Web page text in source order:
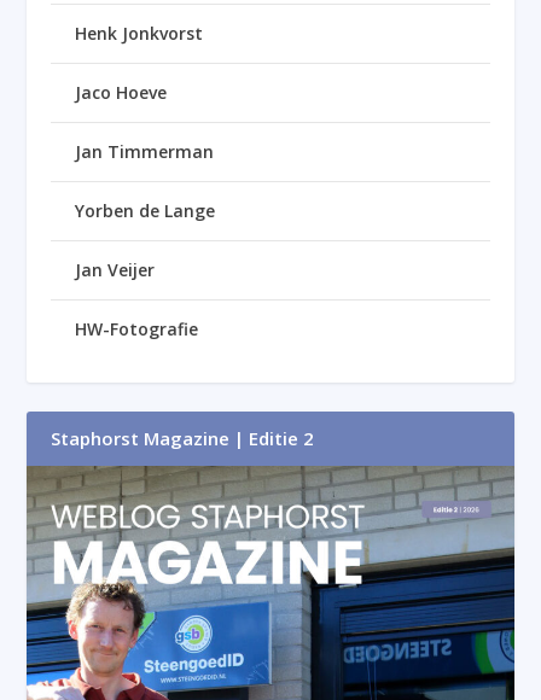
Henk Jonkvorst
Jaco Hoeve
Jan Timmerman
Yorben de Lange
Jan Veijer
HW-Fotografie
Staphorst Magazine | Editie 2